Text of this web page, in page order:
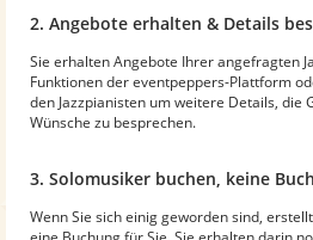
2. Angebote erhalten & Details
Sie erhalten Angebote Ihrer angefragten
Funktionen der eventpeppers-Plattform
den Jazzpianisten um weitere Details, die
Wünsche zu besprechen.
3. Solomusiker buchen, keine
Wenn Sie sich einig geworden sind,